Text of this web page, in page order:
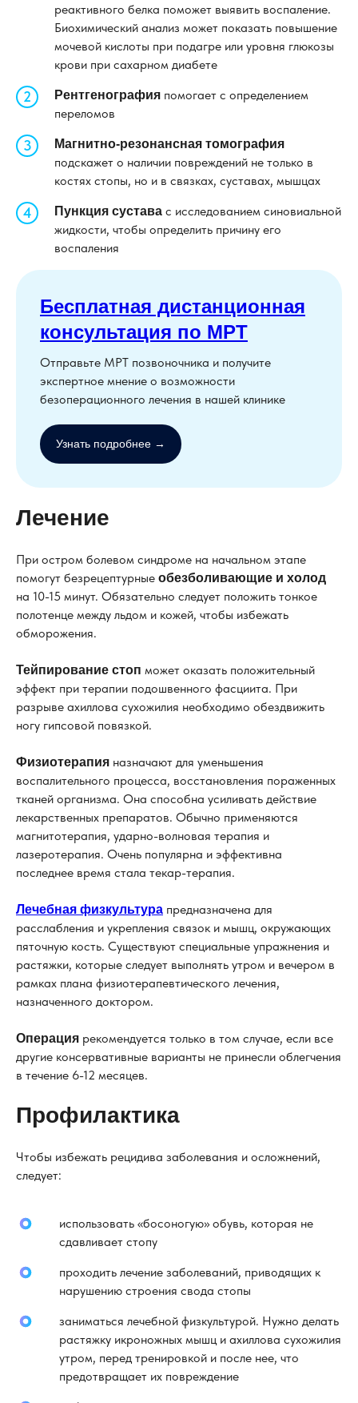
реактивного белка поможет выявить воспаление.
Биохимический анализ может показать повышение
мочевой кислоты при подагре или уровня глюкозы
крови при сахарном диабете
Рентгенография помогает с определением
переломов
Магнитно-резонансная томография
подскажет о наличии повреждений не только в
костях стопы, но и в связках, суставах, мышцах
Пункция сустава с исследованием синовиальной
жидкости, чтобы определить причину его
воспаления
Бесплатная дистанционная
консультация по МРТ
Отправьте МРТ позвоночника и получите
экспертное мнение о возможности
безоперационного лечения в нашей клинике
Узнать подробнее →
Лечение
При остром болевом синдроме на начальном этапе
помогут безрецептурные обезболивающие и холод
на 10-15 минут. Обязательно следует положить тонкое
полотенце между льдом и кожей, чтобы избежать
обморожения.
Тейпирование стоп может оказать положительный
эффект при терапии подошвенного фасциита. При
разрыве ахиллова сухожилия необходимо обездвижить
ногу гипсовой повязкой.
Физиотерапия назначают для уменьшения
воспалительного процесса, восстановления пораженных
тканей организма. Она способна усиливать действие
лекарственных препаратов. Обычно применяются
магнитотерапия, ударно-волновая терапия и
лазеротерапия. Очень популярна и эффективна
последнее время стала текар-терапия.
Лечебная физкультура предназначена для
расслабления и укрепления связок и мышц, окружающих
пяточную кость. Существуют специальные упражнения и
растяжки, которые следует выполнять утром и вечером в
рамках плана физиотерапевтического лечения,
назначенного доктором.
Операция рекомендуется только в том случае, если все
другие консервативные варианты не принесли облегчения
в течение 6-12 месяцев.
Профилактика
Чтобы избежать рецидива заболевания и осложнений,
следует:
использовать «босоногую» обувь, которая не
сдавливает стопу
проходить лечение заболеваний, приводящих к
нарушению строения свода стопы
заниматься лечебной физкультурой. Нужно делать
растяжку икроножных мышц и ахиллова сухожилия
утром, перед тренировкой и после нее, что
предотвращает их повреждение